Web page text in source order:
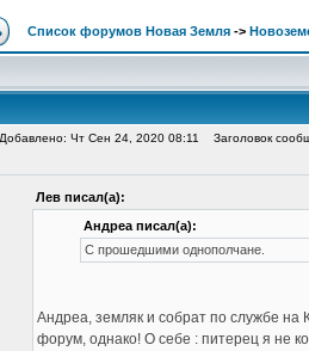
Список форумов Новая Земля ->
Добавлено: Чт Сен 24, 2020 08:11 Заголовок
Лев писал(а):
Андреа писал(а):
С прошедшими однополчане.
Андреа, земляк и собрат по службе на
форум, однако! О себе : питерец я не